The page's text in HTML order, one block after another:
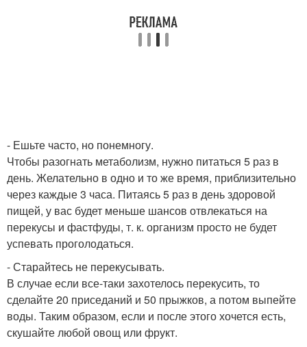
- Ешьте часто, но понемногу.
Чтобы разогнать метаболизм, нужно питаться 5 раз в
день. Желательно в одно и то же время, приблизительно
через каждые 3 часа. Питаясь 5 раз в день здоровой
пищей, у вас будет меньше шансов отвлекаться на
перекусы и фастфуды, т. к. организм просто не будет
успевать проголодаться.
- Старайтесь не перекусывать.
В случае если все-таки захотелось перекусить, то
сделайте 20 приседаний и 50 прыжков, а потом выпейте
воды. Таким образом, если и после этого хочется есть,
скушайте любой овощ или фрукт.